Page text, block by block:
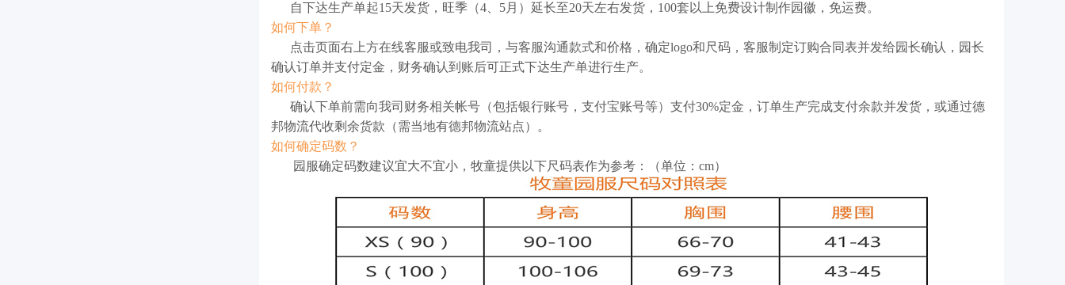
自下达生产单起15天发货，旺季（4、5月）延长至20天左右发货，100套以上免费设计制作园徽，免运费。
如何下单？
点击页面右上方在线客服或致电我司，与客服沟通款式和价格，确定logo和尺码，客服制定订购合同表并发给园长确认，园长
确认订单并支付定金，财务确认到账后可正式下达生产单进行生产。
如何付款？
确认下单前需向我司财务相关帐号（包括银行账号，支付宝账号等）支付30%定金，订单生产完成支付余款并发货，或通过德
邦物流代收剩余货款（需当地有德邦物流站点）。
如何确定码数？
园服确定码数建议宜大不宜小，牧童提供以下尺码表作为参考：（单位：cm）